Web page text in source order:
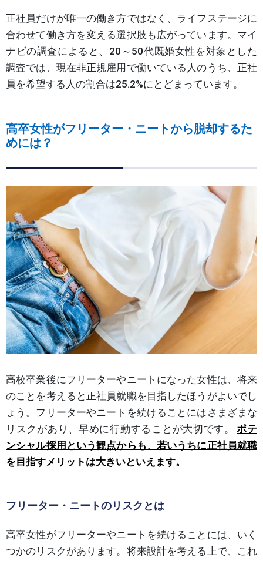
正社員だけが唯一の働き方ではなく、ライフステージに
合わせて働き方を変える選択肢も広がっています。マイ
ナビの調査によると、20～50代既婚女性を対象とした
調査では、現在非正規雇用で働いている人のうち、正社
員を希望する人の割合は25.2%にとどまっています。
高卒女性がフリーター・ニートから脱却するた
めには？
高校卒業後にフリーターやニートになった女性は、将来
のことを考えると正社員就職を目指したほうがよいでし
ょう。フリーターやニートを続けることにはさまざまな
リスクがあり、早めに行動することが大切です。
ポテ
ンシャル採用という観点からも、若いうちに正社員就職
を目指すメリットは大きいといえます。
フリーター・ニートのリスクとは
高卒女性がフリーターやニートを続けることには、いく
つかのリスクがあります。将来設計を考える上で、これ